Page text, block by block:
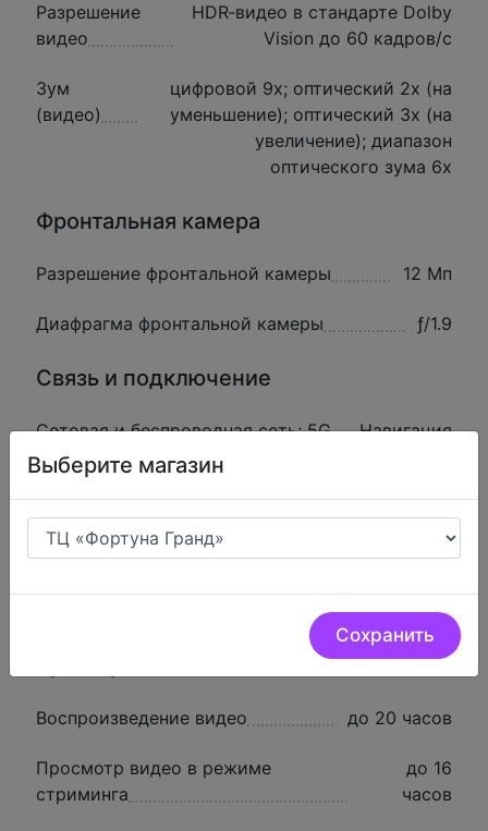
Выберите магазин
Сохранить
Разрешение
видео
HDR‑видео в стандарте Dolby
Vision до 60 кадров/ с
Зум
(видео)
цифровой 9х; оптический 2x (на
уменьшение); оптический 3x (на
увеличение); диапазон
оптического зума 6x
Фронтальная камера
Разрешение фронтальной камеры 12 Мп
Диафрагма фронтальной камеры ƒ/1.9
Связь и подключение
Сотовая и беспроводная сеть; 5G
(sub‑6 GHz); Wi‑Fi 6 (802.11ax);
Bluetooth 5.3
Навигация
GPS; ГЛОНАСС; Galileo; QZSS; BeiDou Разъём
Воспроизведение видео до 20 часов
Просмотр видео в режиме
стриминга
до 16
часов